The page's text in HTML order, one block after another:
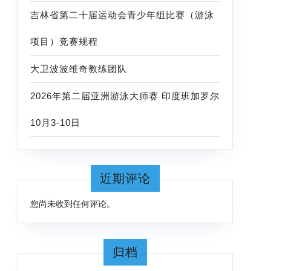
吉林省第二十届运动会青少年组比赛（游泳
项目）竞赛规程
大卫波波维奇教练团队
2026年第二届亚洲游泳大师赛 印度班加罗尔
10月3-10日
近期评论
您尚未收到任何评论。
归档